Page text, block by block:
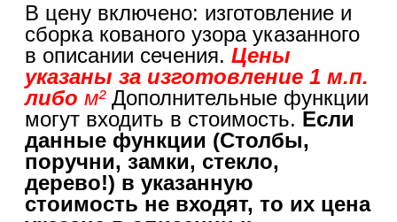
В цену включено: изготовление и
сборка кованого узора указанного
в описании сечения. Цены
указаны за изготовление 1 м.п.
либо м²Дополнительные функции
могут входить в стоимость. Если
данные функции (Столбы,
поручни, замки, стекло,
дерево!) в указанную
стоимость не входят, то их цена